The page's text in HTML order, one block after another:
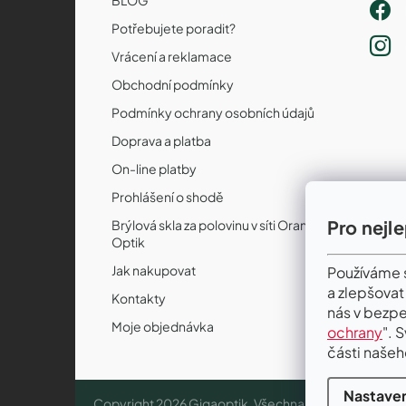
Pro
a
nás v
ochrany".
části
Potřebujete poradit?
Vrácení a reklamace
Obchodní podmínky
Podmínky ochrany osobních údajů
Doprava a platba
On-line platby
Prohlášení o shodě
Brýlová skla za polovinu v síti Orange
Optik
Jak nakupovat
Kontakty
Moje objednávka